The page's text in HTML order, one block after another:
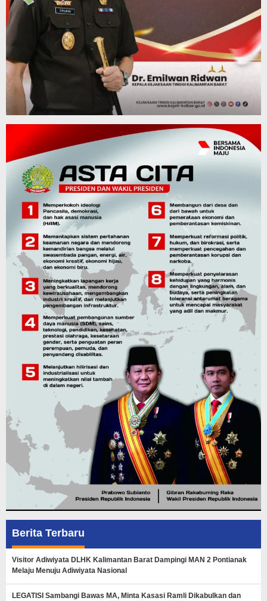
Berita Terbaru
Visitor Adiwiyata DLHK Kalimantan Barat Dampingi MAN 2 Pontianak
Melaju Menuju Adiwiyata Nasional
LEGATISI Sambangi Bawas MA, Minta Kasasi Ramli Dikabulkan dan